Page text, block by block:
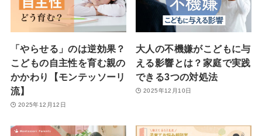
「やらせる」のは逆効果？
こどもの自主性を育む親の
かかわり【モンテッソーリ
流】
2025年12月12日
大人の不機嫌がこどもに与
える影響とは？家庭で実践
できる3つの対処法
2025年12月10日